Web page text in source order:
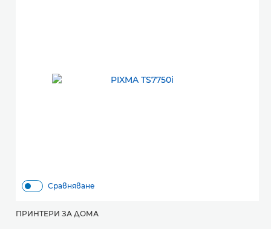
Сравняване
ПРИНТЕРИ ЗА ДОМА